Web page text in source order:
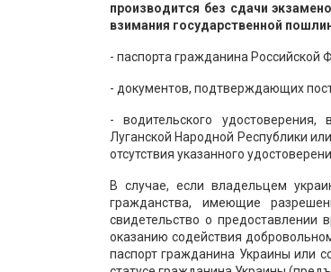
производится без сдачи
взимания государственной
- паспорта гражданина Российской
- документов, подтверждающих
- водительского
Луганской Народной Республики
отсутствия указанного
В случае, если владельцем
гражданства, имеющие
свидетельство о предоставлении
оказанию содействия
паспорт гражданина Украины или